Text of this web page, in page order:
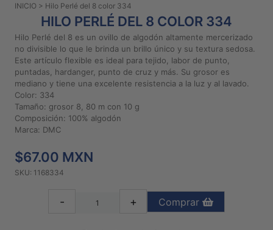
Preguntas
frecuentes
Aviso De
Privacidad
Políticas
Compra
2026
INICIO > Hilo Perlé del 8 color 334
HILO PERLÉ DEL 8 COLOR 334
Hilo Perlé del 8 es un ovillo de algodón altamente mercerizado
no divisible lo que le brinda un brillo único y su textura sedosa.
Este artículo flexible es ideal para tejido, labor de punto,
puntadas, hardanger, punto de cruz y más. Su grosor es
mediano y tiene una excelente resistencia a la luz y al lavado.
Color: 334
Tamaño: grosor 8, 80 m con 10 g
Composición: 100% algodón
Marca: DMC
$67.00 MXN
SKU: 1168334
- + Comprar